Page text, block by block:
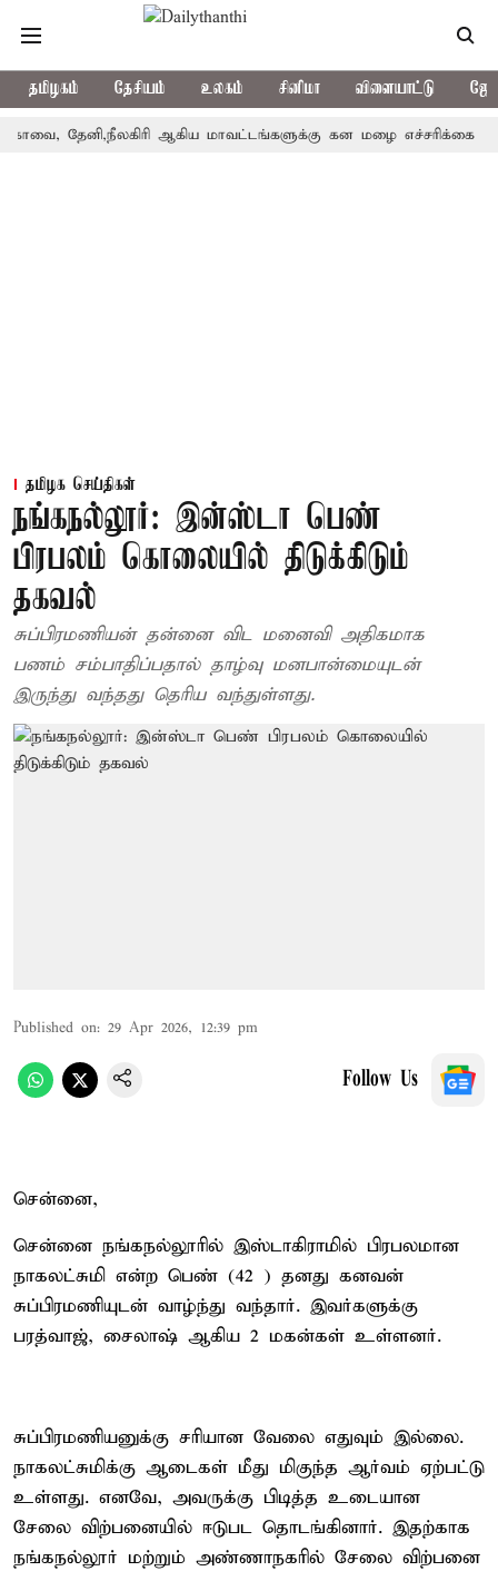
தமிழகம் தேசியம் உலகம் சினிமா விளையாட்டு
ஆகிய மாவட்டங்களுக்கு கன மழை எச்சரிக்கை
தமிழக செய்திகள்
நங்கநல்லூர்: இன்ஸ்டா பெண்
பிரபலம் கொலையில் திடுக்கிடும்
தகவல்
சுப்பிரமணியன் தன்னை விட மனைவி அதிகமாக
பணம் சம்பாதிப்பதால் தாழ்வு மனபான்மையுடன்
இருந்து வந்தது தெரிய வந்துள்ளது.
Published on: 29 Apr 2026, 12:39 pm
Follow Us
சென்னை,
சென்னை நங்கநல்லூரில் இஸ்டாகிராமில் பிரபலமான
நாகலட்சுமி என்ற பெண் (42 ) தனது கனவன்
சுப்பிரமணியுடன் வாழ்ந்து வந்தார். இவர்களுக்கு
பரத்வாஜ், சைலாஷ் ஆகிய 2 மகன்கள் உள்ளனர்.
சுப்பிரமணியனுக்கு சரியான வேலை எதுவும் இல்லை.
நாகலட்சுமிக்கு ஆடைகள் மீது மிகுந்த ஆர்வம் ஏற்பட்டு
உள்ளது. எனவே, அவருக்கு பிடித்த உடையான
சேலை விற்பனையில் ஈடுபட தொடங்கினார். இதற்காக
நங்கநல்லூர் மற்றும் அண்ணாநகரில் சேலை விற்பனை